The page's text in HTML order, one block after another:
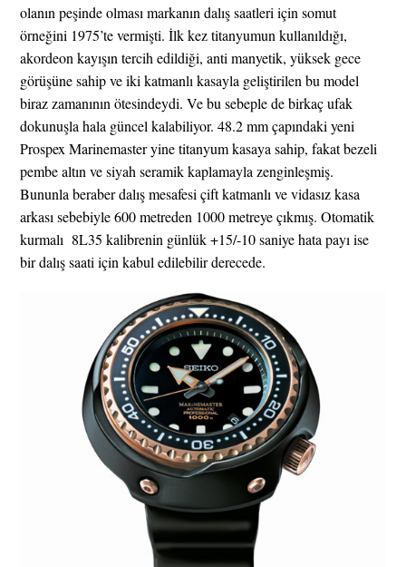
olanın peşinde olması markanın dalış saatleri için somut
örneğini 1975’te vermişti. İlk kez titanyumun kullanıldığı,
akordeon kayışın tercih edildiği, anti manyetik, yüksek gece
görüşüne sahip ve iki katmanlı kasayla geliştirilen bu model
biraz zamanının ötesindeydi. Ve bu sebeple de birkaç ufak
dokunuşla hala güncel kalabiliyor. 48.2 mm çapındaki yeni
Prospex Marinemaster yine titanyum kasaya sahip, fakat bezeli
pembe altın ve siyah seramik kaplamayla zenginleşmiş.
Bununla beraber dalış mesafesi çift katmanlı ve vidasız kasa
arkası sebebiyle 600 metreden 1000 metreye çıkmış. Otomatik
kurmalı 8L35 kalibrenin günlük +15/-10 saniye hata payı ise
bir dalış saati için kabul edilebilir derecede.